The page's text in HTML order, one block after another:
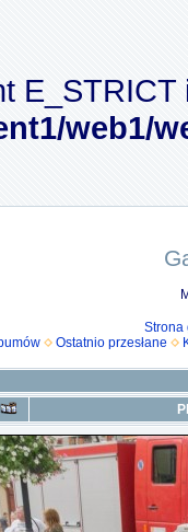
web1/
Strona
Ostatnio przesłane